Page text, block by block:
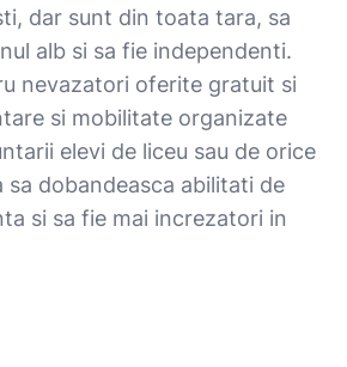
dar sunt din toata tara, sa
alb si sa fie independenti.
nevazatori oferite gratuit si
si mobilitate organizate
elevi de liceu sau de orice
sa dobandeasca abilitati de
si sa fie mai increzatori in